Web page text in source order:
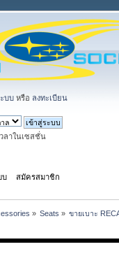
บบ หรือ ลงทะเบียน
ลาในเซสชั่น
บ สมัครสมาชิก
» Seats » ขายเบาะ